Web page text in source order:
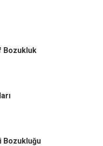
Bozukluk
Bozukluğu